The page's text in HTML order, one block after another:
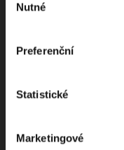
souhlasu
Nutné
Preferenční
Statistické
Marketingové
Dostávejte od